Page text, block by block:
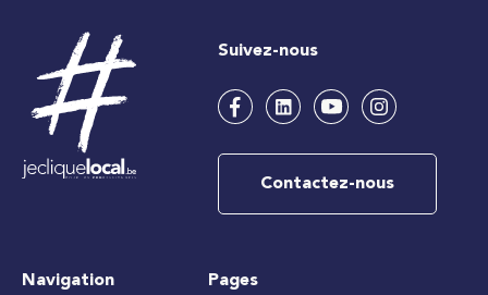
Suivez-nous
Contactez-nous
Navigation Pages